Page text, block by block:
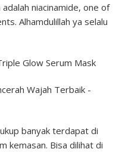
niacinamide, one of
Alhamdulillah ya selalu
banyak terdapat di
kemasan. Bisa dilihat di